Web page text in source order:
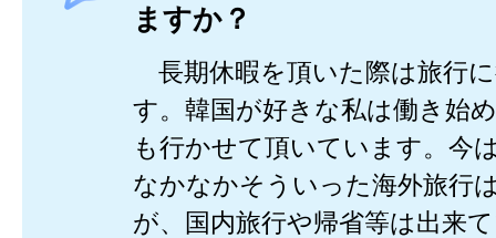
ますか？
長期休暇を頂いた際は旅行
す。韓国が好きな私は働き始
も行かせて頂いています。今
なかなかそういった海外旅行
が、国内旅行や帰省等は出来